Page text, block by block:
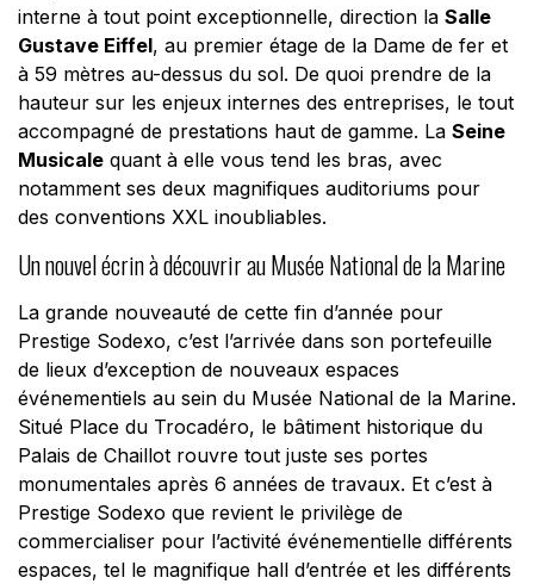
interne à tout point exceptionnelle, direction la Salle
Gustave Eiffel, au premier étage de la Dame de fer et
à 59 mètres au-dessus du sol. De quoi prendre de la
hauteur sur les enjeux internes des entreprises, le tout
accompagné de prestations haut de gamme. La Seine
Musicalequant à elle vous tend les bras, avec
notamment ses deux magnifiques auditoriums pour
des conventions XXL inoubliables.
Un nouvel écrin à découvrir au Musée National de la Marine
La grande nouveauté de cette fin d’année pour
Prestige Sodexo, c’est l’arrivée dans son portefeuille
de lieux d’exception de nouveaux espaces
événementiels au sein du Musée National de la Marine.
Situé Place du Trocadéro, le bâtiment historique du
Palais de Chaillot rouvre tout juste ses portes
monumentales après 6 années de travaux. Et c’est à
Prestige Sodexo que revient le privilège de
commercialiser pour l’activité événementielle différents
espaces, tel le magnifique hall d’entrée et les différents